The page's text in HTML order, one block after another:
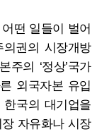
떤 일들이 벌어
권의 시장개방
의 ‘정상’국가
외국자본 유입
국의 대기업을
자유화나 시장